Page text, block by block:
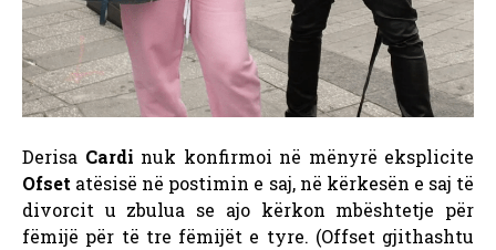
Derisa Cardi nuk konfirmoi në mënyrë eksplicite
Ofset atësisë në postimin e saj, në kërkesën e saj të
divorcit u zbulua se ajo kërkon mbështetje për
fëmijë për të tre fëmijët e tyre. (Offset gjithashtu